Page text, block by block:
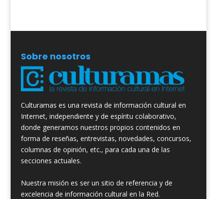
Sobre nosotros
Culturamas es una revista de información cultural en
Internet, independiente y de espíritu colaborativo,
donde generamos nuestros propios contenidos en
forma de reseñas, entrevistas, novedades, concursos,
columnas de opinión, etc., para cada una de las
secciones actuales.
Nuestra misión es ser un sitio de referencia y de
excelencia de información cultural en la Red.